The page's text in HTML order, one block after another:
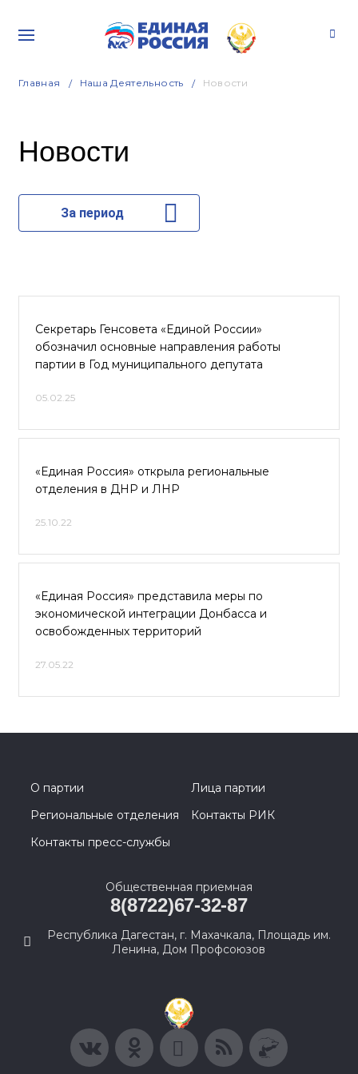
Главная Наша Деятельность Новости
Новости
За период
Секретарь Генсовета «Единой России»
обозначил основные направления работы
партии в Год муниципального депутата
05.02.25
«Единая Россия» открыла региональные
отделения в ДНР и ЛНР
25.10.22
«Единая Россия» представила меры по
экономической интеграции Донбасса и
освобожденных территорий
27.05.22
О партии
Лица партии
Региональные отделения
Контакты РИК
Контакты пресс-службы
Общественная приемная
8(8722)67-32-87
Республика Дагестан, г. Махачкала, Площадь им.
Ленина, Дом Профсоюзов